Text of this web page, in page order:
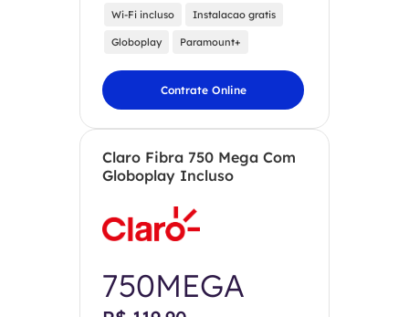
Wi-Fi incluso Instalacao gratis
Globoplay Paramount+
Contrate Online
Claro Fibra 750 Mega Com
Globoplay Incluso
750MEGA